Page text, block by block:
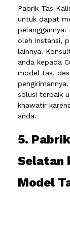
Pabrik Tas
untuk dapat
pelanggannya.
oleh instansi,
lainnya.
anda kepada
model tas,
solusi terbaik
khawatir
anda.
5.
Selatan
Model